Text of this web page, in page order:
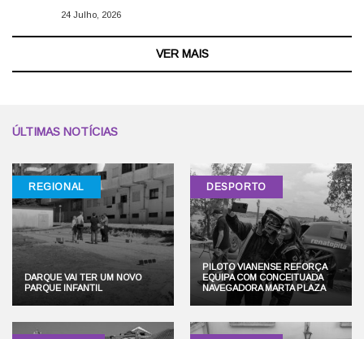
24 Julho, 2026
VER MAIS
ÚLTIMAS NOTÍCIAS
REGIONAL
DARQUE VAI TER UM NOVO
PARQUE INFANTIL
DESPORTO
PILOTO VIANENSE REFORÇA
EQUIPA COM CONCEITUADA
NAVEGADORA MARTA PLAZA